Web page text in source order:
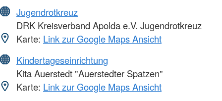
Jugendrotkreuz
DRK Kreisverband Apolda e.V. Jugendrotkreuz
Karte: Link zur Google Maps Ansicht
Kindertageseinrichtung
Kita Auerstedt "Auerstedter Spatzen"
Karte: Link zur Google Maps Ansicht